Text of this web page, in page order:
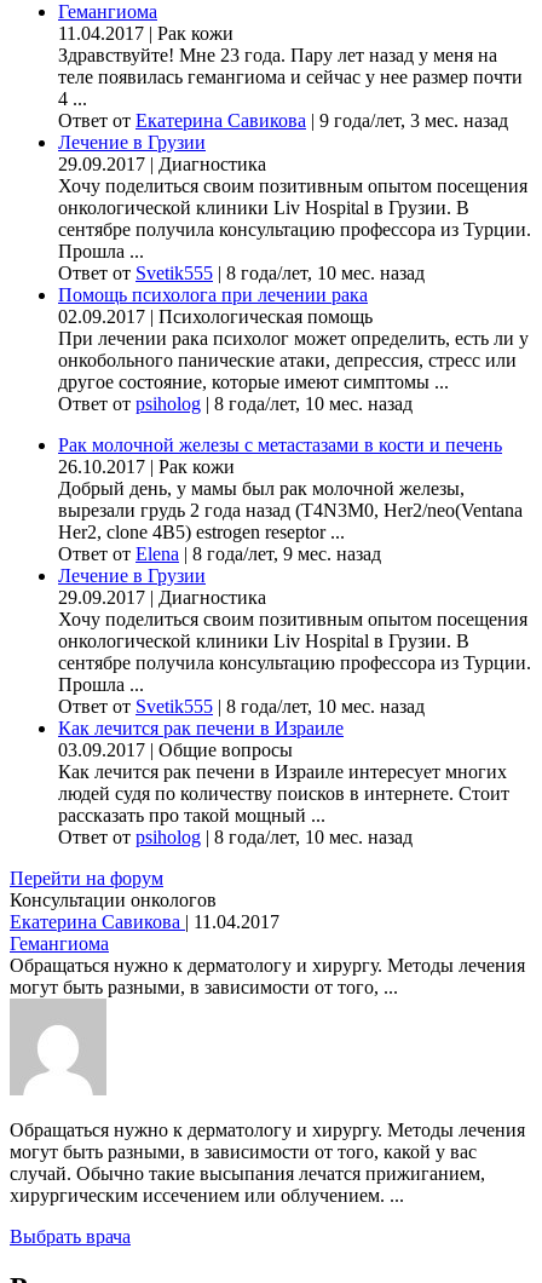
Гемангиома
11.04.2017 | Рак кожи
Здравствуйте! Мне 23 года. Пару лет назад у меня на
теле появилась гемангиома и сейчас у нее размер почти
4 ...
Ответ от Екатерина Савикова | 9 года/лет, 3 мес. назад
Лечение в Грузии
29.09.2017 | Диагностика
Хочу поделиться своим позитивным опытом посещения
онкологической клиники Liv Hospital в Грузии. В
сентябре получила консультацию профессора из Турции.
Прошла ...
Ответ от Svetik555 | 8 года/лет, 10 мес. назад
Помощь психолога при лечении рака
02.09.2017 | Психологическая помощь
При лечении рака психолог может определить, есть ли у
онкобольного панические атаки, депрессия, стресс или
другое состояние, которые имеют симптомы ...
Ответ от psiholog | 8 года/лет, 10 мес. назад
Рак молочной железы с метастазами в кости и печень
26.10.2017 | Рак кожи
Добрый день, у мамы был рак молочной железы,
вырезали грудь 2 года назад (Т4N3M0, Her2/neo(Ventana
Her2, clone 4B5) estrogen reseptor ...
Ответ от Elena | 8 года/лет, 9 мес. назад
Лечение в Грузии
29.09.2017 | Диагностика
Хочу поделиться своим позитивным опытом посещения
онкологической клиники Liv Hospital в Грузии. В
сентябре получила консультацию профессора из Турции.
Прошла ...
Ответ от Svetik555 | 8 года/лет, 10 мес. назад
Как лечится рак печени в Израиле
03.09.2017 | Общие вопросы
Как лечится рак печени в Израиле интересует многих
людей судя по количеству поисков в интернете. Стоит
рассказать про такой мощный ...
Ответ от psiholog | 8 года/лет, 10 мес. назад
Перейти на форум
Консультации онкологов
Екатерина Савикова | 11.04.2017
Гемангиома
Обращаться нужно к дерматологу и хирургу. Методы лечения
могут быть разными, в зависимости от того, ...
Обращаться нужно к дерматологу и хирургу. Методы лечения
могут быть разными, в зависимости от того, какой у вас
случай. Обычно такие высыпания лечатся прижиганием,
хирургическим иссечением или облучением. ...
Выбрать врача